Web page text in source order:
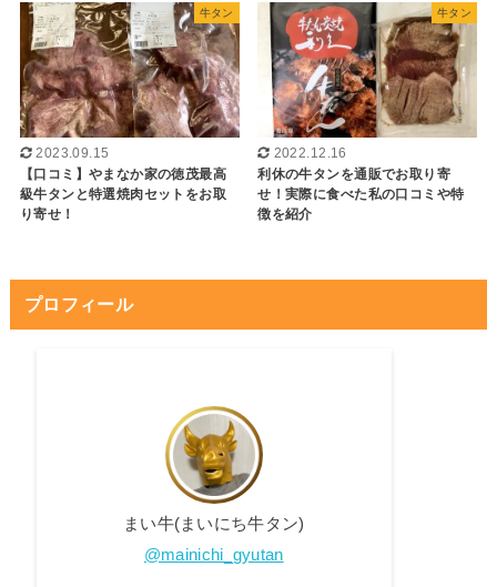
牛タン
2023.09.15
【口コミ】やまなか家の徳茂最高
級牛タンと特選焼肉セットをお取
り寄せ！
牛タン
2022.12.16
利休の牛タンを通販でお取り寄
せ！実際に食べた私の口コミや特
徴を紹介
プロフィール
まい牛(まいにち牛タン)
@mainichi_gyutan